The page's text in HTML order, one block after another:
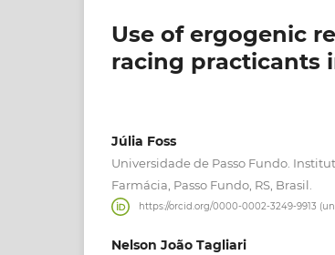
Use of ergogenic
racing practicants
Júlia Foss
Universidade de Passo Fundo.
Farmácia, Passo Fundo, RS, Brasil.
https://orcid.org/0000-0002-3249-9913
Nelson João Tagliari